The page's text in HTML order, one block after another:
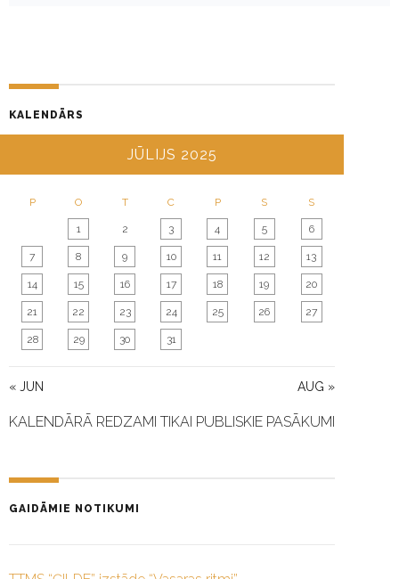
KALENDĀRS
JŪLIJS 2025
P O T C P S S
« JUN AUG »
1 2 3 4 5 6
7 8 9 10 11 12 13
14 15 16 17 18 19 20
21 22 23 24 25 26 27
28 29 30 31
KALENDĀRĀ REDZAMI TIKAI PUBLISKIE PASĀKUMI
GAIDĀMIE NOTIKUMI